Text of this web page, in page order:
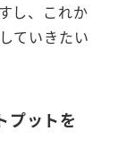
し、これか
ていきたい
プットを